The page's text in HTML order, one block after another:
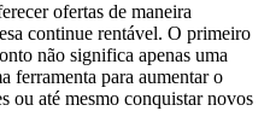
ofertas de maneira
continue rentável. O primeiro
não significa apenas uma
ferramenta para aumentar o
ou até mesmo conquistar novos